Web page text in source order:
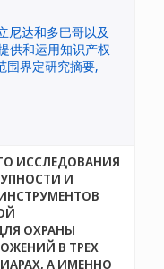
ИССЛЕДОВАНИЯ
И
ОХРАНЫ
В ТРЕХ
А ИМЕННО